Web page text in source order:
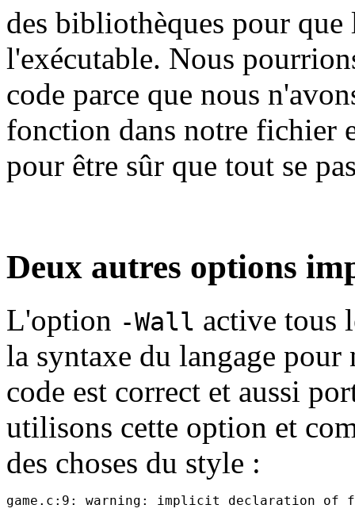
des bibliothèques pour
l'exécutable. Nous
code parce que nous
fonction dans notre fichier
pour être sûr que tout se
Deux autres options
L'option -Wall active tous
la syntaxe du langage
code est correct et aussi
utilisons cette option et
des choses du style :